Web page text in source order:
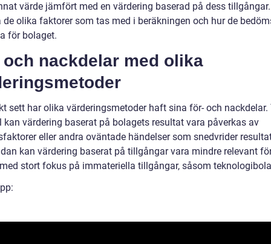
värde jämfört med en värdering baserad på dess
de olika faktorer som tas med i beräkningen och hur de
för bolaget.
och nackdelar med olika
sett har olika värderingsmetoder haft sina för- och nackdelar.
kan värdering baserat på bolagets resultat vara påverkas av
eller andra oväntade händelser som snedvrider
kan värdering baserat på tillgångar vara mindre relevant
stort fokus på immateriella tillgångar, såsom